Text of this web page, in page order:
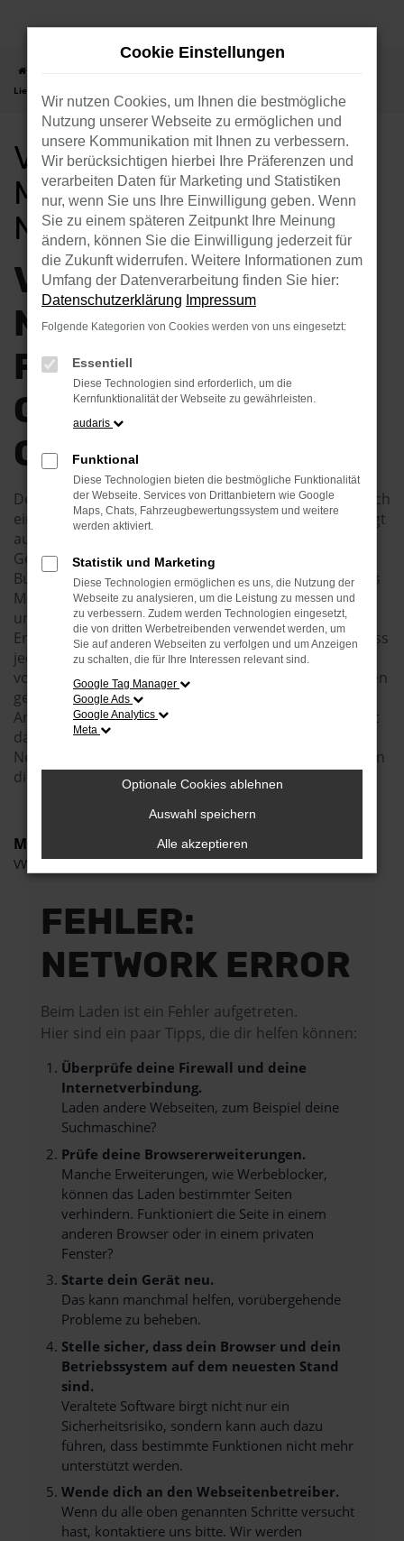
Zum
springen
Lieferservice nach Oschatz
VW TIGUAN NEUWAGEN
MIT LIEFERSERVICE
NACH OSCHATZ
VW TIGUAN
NEUWAGEN –
FANTASTISCHE
QUALITÄT FÜR
OSCHATZ
Der VW Tiguan Neuwagen und Oschatz – das ist einfach
eine perfekte Kombination. Dieses Fahrzeug überzeugt
auf ganzer Linie und ist besonders in der aktuellen
Generation ein echtes Highlight. Wir vom Autohaus
Burkard sind voll und ganz begeistert und können das
Modell uneingeschränkt für die Straßen von Oschatz
und Ihre Mobilität empfehlen. Wohlgemerkt: unser
Enthusiasmus soll nicht darüber hinwegtäuschen, dass
jeder Autokauf bei uns mit einer umfangreichen und
vor allem individuellen Beratung einhergeht. Wir hören
genau zu und stellen gezielte Fragen, um Ihre
Ansprüche an zeitgemäße Mobilität zu verstehen. Erst
dann empfehlen wir ein Fahrzeug wie den VW Tiguan
Neuwagen und entlassen diesen zu Ihnen und somit in
die Region Oschatz.
Marken
VW
FEHLER:
NETWORK ERROR
Beim Laden ist ein Fehler aufgetreten.
Hier sind ein paar Tipps, die dir helfen können:
Überprüfe deine Firewall und deine
Internetverbindung.
Laden andere Webseiten, zum Beispiel deine
Suchmaschine?
Prüfe deine Browsererweiterungen.
Manche Erweiterungen, wie Werbeblocker,
können das Laden bestimmter Seiten
verhindern. Funktioniert die Seite in einem
anderen Browser oder in einem privaten
Fenster?
Starte dein Gerät neu.
Das kann manchmal helfen, vorübergehende
Probleme zu beheben.
Stelle sicher, dass dein Browser und dein
Betriebssystem auf dem neuesten Stand
sind.
Veraltete Software birgt nicht nur ein
Sicherheitsrisiko, sondern kann auch dazu
führen, dass bestimmte Funktionen nicht mehr
unterstützt werden.
Wende dich an den Webseitenbetreiber.
Wenn du alle oben genannten Schritte versucht
hast, kontaktiere uns bitte. Wir werden
Cookie Einstellungen
Wir nutzen Cookies, um Ihnen die bestmögliche
Nutzung unserer Webseite zu ermöglichen und
unsere Kommunikation mit Ihnen zu verbessern.
Wir berücksichtigen hierbei Ihre Präferenzen und
verarbeiten Daten für Marketing und Statistiken
nur, wenn Sie uns Ihre Einwilligung geben. Wenn
Sie zu einem späteren Zeitpunkt Ihre Meinung
ändern, können Sie die Einwilligung jederzeit für
die Zukunft widerrufen. Weitere Informationen zum
Umfang der Datenverarbeitung finden Sie hier:
Datenschutzerklärung Impressum
Folgende Kategorien von Cookies werden von uns eingesetzt:
Essentiell
Diese Technologien sind erforderlich, um die
Kernfunktionalität der Webseite zu gewährleisten.
audaris
Funktional
Diese Technologien bieten die bestmögliche Funktionalität
der Webseite. Services von Drittanbietern wie Google
Maps, Chats, Fahrzeugbewertungssystem und weitere
werden aktiviert.
Statistik und Marketing
Diese Technologien ermöglichen es uns, die Nutzung der
Webseite zu analysieren, um die Leistung zu messen und
zu verbessern. Zudem werden Technologien eingesetzt,
die von dritten Werbetreibenden verwendet werden, um
Sie auf anderen Webseiten zu verfolgen und um Anzeigen
zu schalten, die für Ihre Interessen relevant sind.
Google Tag Manager
Google Ads
Google Analytics
Meta
Optionale Cookies ablehnen
Auswahl speichern
Alle akzeptieren